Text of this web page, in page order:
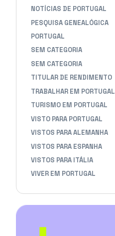
NOTÍCIAS DE PORTUGAL
PESQUISA GENEALÓGICA
PORTUGAL
SEM CATEGORIA
SEM CATEGORIA
TITULAR DE RENDIMENTO
TRABALHAR EM PORTUGAL
TURISMO EM PORTUGAL
VISTO PARA PORTUGAL
VISTOS PARA ALEMANHA
VISTOS PARA ESPANHA
VISTOS PARA ITÁLIA
VIVER EM PORTUGAL